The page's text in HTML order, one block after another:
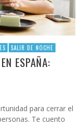
SALIR DE NOCHE
ESPAÑA:
para cerrar el
Te cuento